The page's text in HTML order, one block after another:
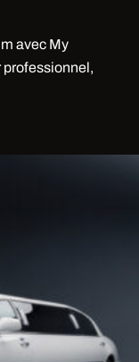
avec My
professionnel,